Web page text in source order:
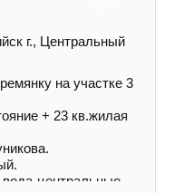
г., Центральный
на учacткe 3
+ 23 кв.жилая
центральные,